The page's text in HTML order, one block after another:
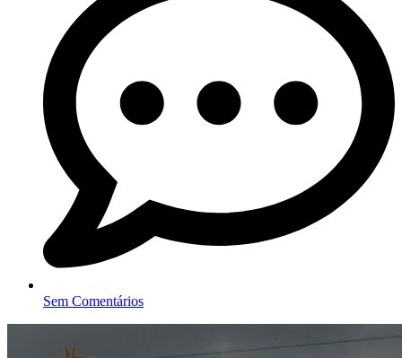
Sem Comentários